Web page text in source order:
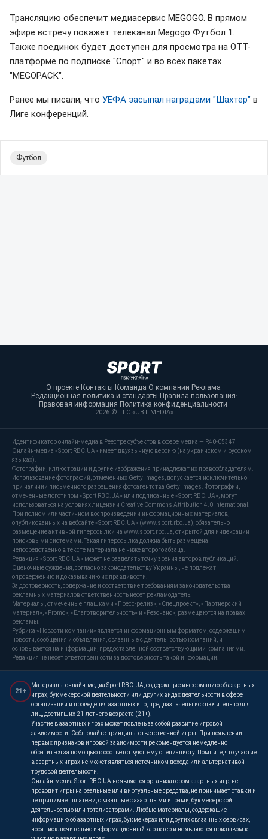
Трансляцию обеспечит медиасервис MEGOGO. В прямом
эфире встречу покажет телеканал Megogo Футбол 1.
Также поединок будет доступен для просмотра на OTT-
платформе по подписке "Спорт" и во всех пакетах
"MEGOPACK".
Ранее мы писали, что УЕФА засыпал наградами "Шахтер" в
Лиге конференций.
Футбол
О проекте·Контакты·Команда·О компании·Реклама·
Редакционная политика и стандарты·Правила пользования·
Правовая информация·Политика конфиденциальности·
2026 © LLC «UBT MEDIA»
Идентификатор онлайн-медиа в Реестре субъектов в сфере медиа — R40-05347
Онлайн-медиа «Sport RBC.UA» имеет двуязычную версию (на украинском и русском
языках).
Фотографии, иллюстрации и другие изображения принадлежат их правообладателям.
Использование фотографий, отмеченных Getty Images, допускается исключительно
при наличии письменного разрешения фотоагентства Getty Images. Фотографии,
отмеченные логотипом «Sport RBC.UA» или подписанные «Sport RBC.UA», могут
использоваться на условиях лицензии Creative Commons Attribution 4.0 International.
При полном или частичном воспроизведении информационных материалов,
опубликованных на вебсайте «Sport RBC.UA» (www.sport.rbc.ua), обязательно
размещение активной гиперссылки на www.sport.rbc.ua, открытой для индексации
поисковыми системами. Такая гиперссылка должна быть размещена
непосредственно в тексте материала не ниже второго абзаца.
Редакция «Sport RBC.UA» может не разделять точку зрения авторов публикаций.
Оценочные суждения, согласно законодательству Украины, не подлежат
опровержению и доказыванию их правдивости.
За достоверность, содержание и соответствие требованиям законодательства
рекламных материалов ответственность несет рекламодатель.
Материалы, отмеченные плашками «Пресс-релиз», «Спецпроект», «Партнерский
материал», «Promo», «Благотворительность» и «Резонанс», размещаются на правах
рекламы.
Рубрика «Новости компании» является информационным форматом, содержащим
новости, сообщения и объявления, связанные с деятельностью компаний, и
основывается на информации, предоставленной соответствующими компаниями.
Редакция не несет ответственности за достоверность такой информации.
21+
Материалы онлайн-медиа Sport RBC.UA, содержащие информацию об азартных
играх, букмекерской деятельности или других видах деятельности в сфере
организации и проведения азартных игр, предназначены исключительно для
лиц, достигших 21-летнего возраста (21+).
Участие в азартных играх может повлечь за собой развитие игровой
зависимости. Соблюдайте принципы ответственной игры. При появлении
первых признаков игровой зависимости рекомендуется немедленно
обратиться за помощью к соответствующему специалисту. Помните, что участие
в азартных играх не может являться источником дохода или альтернативой
трудовой деятельности.
Онлайн-медиа Sport RBC.UA не является организатором азартных игр, не
проводит игры на реальные или виртуальные средства, не принимает ставки и
не принимает платежи, связанные с азартными играми, букмекерской
деятельностью или тотализаторами. Любые материалы, содержащие
информацию об азартных играх, букмекерах или других связанных сервисах,
носят исключительно информационный характер и не являются призывом к